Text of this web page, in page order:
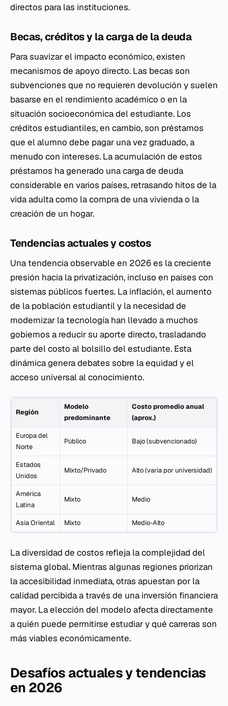
directos para las instituciones.
Becas, créditos y la carga de la deuda
Para suavizar el impacto económico, existen
mecanismos de apoyo directo. Las becas son
subvenciones que no requieren devolución y suelen
basarse en el rendimiento académico o en la
situación socioeconómica del estudiante. Los
créditos estudiantiles, en cambio, son préstamos
que el alumno debe pagar una vez graduado, a
menudo con intereses. La acumulación de estos
préstamos ha generado una carga de deuda
considerable en varios países, retrasando hitos de la
vida adulta como la compra de una vivienda o la
creación de un hogar.
Tendencias actuales y costos
Una tendencia observable en 2026 es la creciente
presión hacia la privatización, incluso en países con
sistemas públicos fuertes. La inflación, el aumento
de la población estudiantil y la necesidad de
modernizar la tecnología han llevado a muchos
gobiernos a reducir su aporte directo, trasladando
parte del costo al bolsillo del estudiante. Esta
dinámica genera debates sobre la equidad y el
acceso universal al conocimiento.
Región
Modelo
predominante
Costo promedio anual
(aprox.)
Europa del
Norte
Público Bajo (subvencionado)
Estados
Unidos
Mixto/Privado Alto (varía por universidad)
América
Latina
Mixto Medio
Asia Oriental Mixto Medio-Alto
La diversidad de costos refleja la complejidad del
sistema global. Mientras algunas regiones priorizan
la accesibilidad inmediata, otras apuestan por la
calidad percibida a través de una inversión financiera
mayor. La elección del modelo afecta directamente
a quién puede permitirse estudiar y qué carreras son
más viables económicamente.
Desafíos actuales y tendencias
en 2026